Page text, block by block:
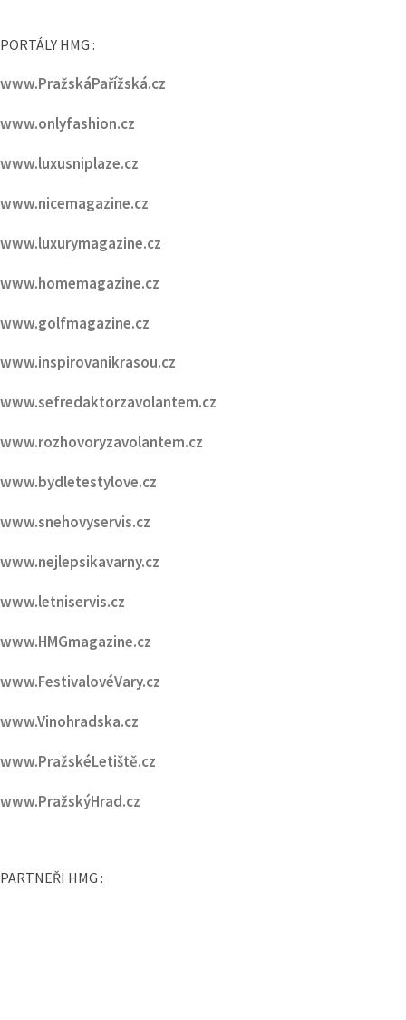
www.onlyfashion.cz
www.luxusniplaze.cz
www.nicemagazine.cz
www.luxurymagazine.cz
www.homemagazine.cz
www.golfmagazine.cz
www.inspirovanikrasou.cz
www.sefredaktorzavolantem.cz
www.rozhovoryzavolantem.cz
www.bydletestylove.cz
www.snehovyservis.cz
www.nejlepsikavarny.cz
www.letniservis.cz
www.HMGmagazine.cz
www.FestivalovéVary.cz
www.Vinohradska.cz
www.PražskéLetiště.cz
www.PražskýHrad.cz
PARTNEŘI HMG :